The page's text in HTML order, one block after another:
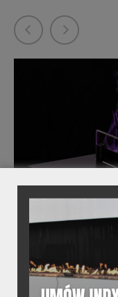
DANE TECHNICZNE
Dane